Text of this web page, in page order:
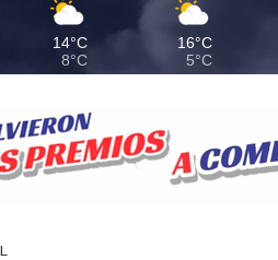
14°C
8°C
16°C
5°C